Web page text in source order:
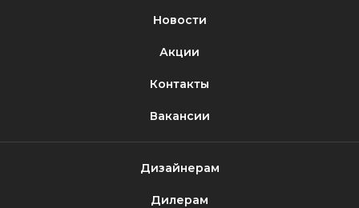
Новости
Акции
Контакты
Вакансии
Дизайнерам
Дилерам